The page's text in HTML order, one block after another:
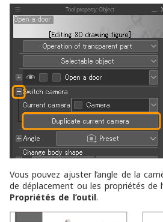
Vous pouvez ajuster l’angle de la
de déplacement ou les propriétés de
Propriétés de l’outil.